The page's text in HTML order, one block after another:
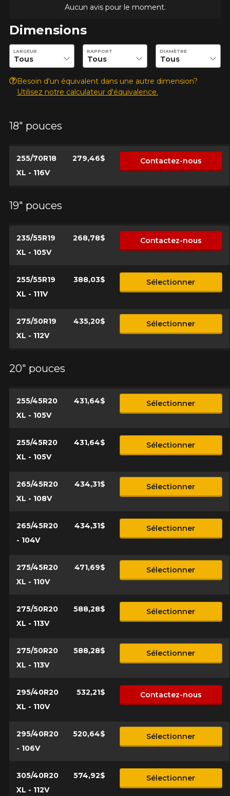
Aucun avis pour le moment.
Dimensions
Entrez les dimensions souhaitées pour vérifier la disponibilité
LARGEUR RAPPORT DIAMÈTRE
Besoin d'un équivalent dans une autre dimension?
Utilisez notre calculateur d'équivalence.
18" pouces
255/70R18
XL - 116V
279,46$ Contactez-nous
19" pouces
235/55R19
XL - 105V
268,78$ Contactez-nous
255/55R19
XL - 111V
388,03$ Sélectionner
275/50R19
XL - 112V
435,20$ Sélectionner
20" pouces
255/45R20
XL - 105V
431,64$ Sélectionner
255/45R20
XL - 105V
431,64$ Sélectionner
265/45R20
XL - 108V
434,31$ Sélectionner
265/45R20
- 104V
434,31$ Sélectionner
275/45R20
XL - 110V
471,69$ Sélectionner
275/50R20
XL - 113V
588,28$ Sélectionner
275/50R20
XL - 113V
588,28$ Sélectionner
295/40R20
XL - 110V
532,21$ Contactez-nous
295/40R20
- 106V
520,64$ Sélectionner
305/40R20
XL - 112V
574,92$ Sélectionner
Annuler
l'exactitude de l'information sur votre véhicule directement